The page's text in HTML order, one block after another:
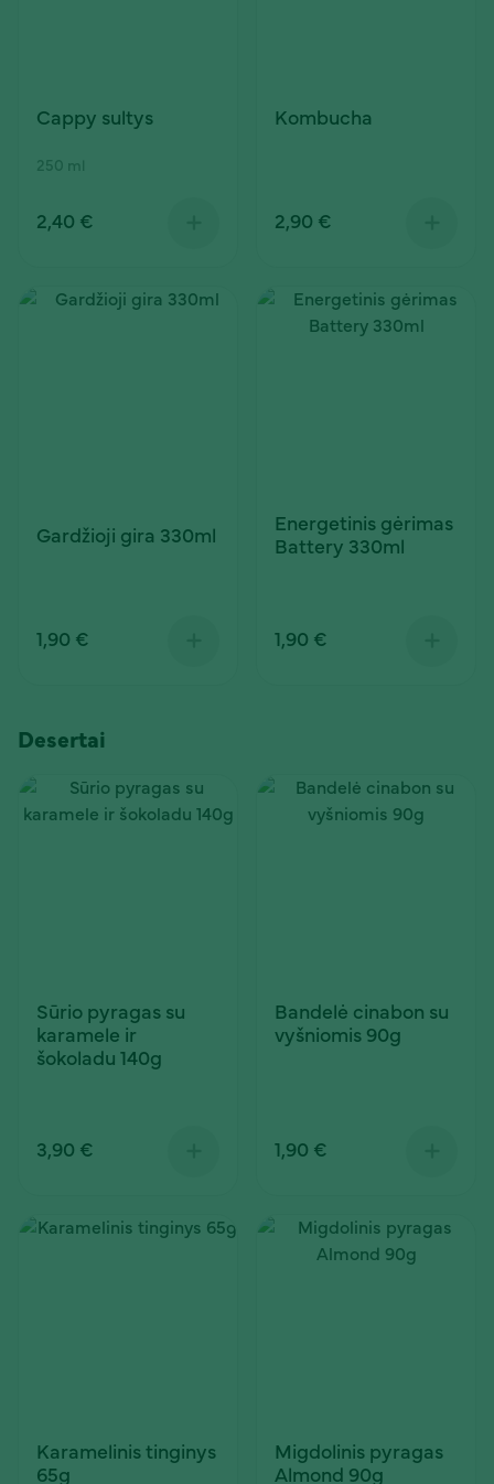
Cappy sultys
250 ml
2,40 €
Kombucha
2,90 €
Gardžioji gira 330ml
1,90 €
Energetinis gėrimas
Battery 330ml
1,90 €
Desertai
Sūrio pyragas su
karamele ir
šokoladu 140g
3,90 €
Bandelė cinabon su
vyšniomis 90g
1,90 €
Karamelinis tinginys
65g
Migdolinis pyragas
Almond 90g